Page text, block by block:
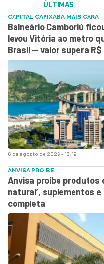
ÚLTIMAS
6 de agosto de 2026 - 13:19
CAPITAL CAPIXABA MAIS CARA
Balneário Camboriú
levou Vitória ao metro
Brasil — valor supera R$
ANVISA PROIBE
Anvisa proíbe produtos
natural’, suplementos
completa